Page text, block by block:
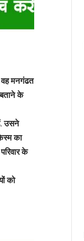
वह मनगंढत
बताने के
उसने
का
के
को